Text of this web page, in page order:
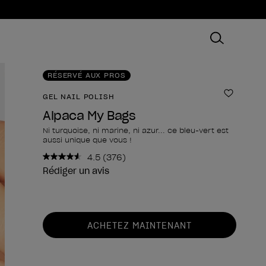
RÉSERVÉ AUX PROS
GEL NAIL POLISH
Alpaca My Bags
Ni turquoise, ni marine, ni azur... ce bleu-vert est
aussi unique que vous !
4.5 Lire
376
page.
(376)
Rédiger un avis
Forme du produit
ACHETEZ MAINTENANT